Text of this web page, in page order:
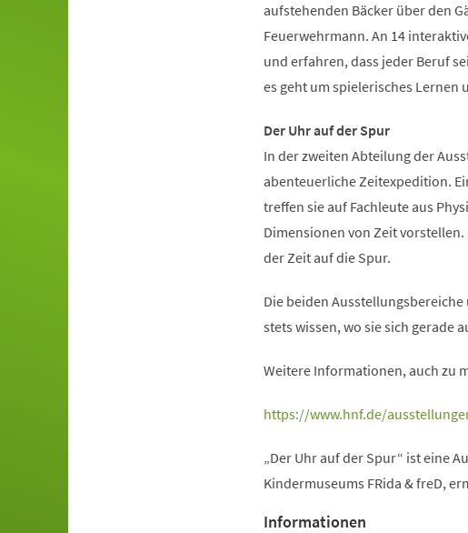
aufstehenden Bäcker über den
Feuerwehrmann. An 14
und erfahren, dass jeder Beruf
es geht um spielerisches Lernen
Der Uhr auf der Spur
In der zweiten Abteilung der
abenteuerliche Zeitexpedition.
treffen sie auf Fachleute aus
Dimensionen von Zeit
der Zeit auf die Spur.
Die beiden
stets wissen, wo sie sich gerade
Weitere Informationen, auch zu
https://www.hnf.de/
„Der Uhr auf der Spur“ ist eine
Kindermuseums FRida & freD,
Informationen